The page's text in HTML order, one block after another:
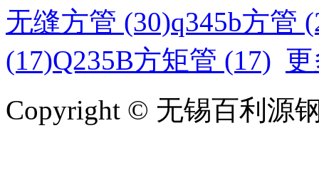
无缝方管 (30)q345b方管
(17)Q235B方矩管 (17)
Copyright © 无锡百利源